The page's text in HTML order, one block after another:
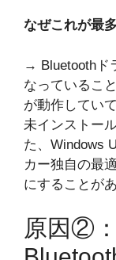
なぜこれが最
→ Bluetoothド
なっているこ
が動作してい
未インストー
た、Windows
カー独自の最
にすることが
原因②